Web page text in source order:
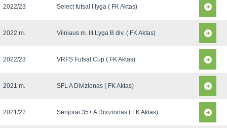
2022/23 Select futsal I lyga ( FK Aktas)
2022 m. Vilniaus m. III Lyga B div. ( FK Aktas)
2022/23 VRFS Futsal Cup ( FK Aktas)
2021 m. SFL A Divizionas ( FK Aktas)
2021/22 Senjorai 35+ A Divizionas ( FK Aktas)